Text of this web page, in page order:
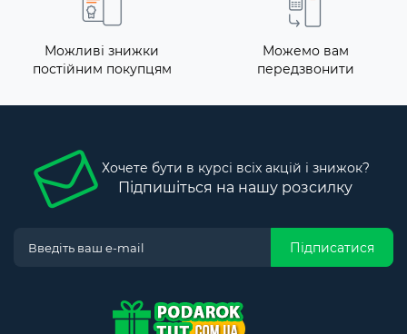
Можливі знижки
постійним покупцям
Можемо вам
передзвонити
Хочете бути в курсі всіх акцій і знижок?
Підпишіться на нашу розсилку
Підписатися